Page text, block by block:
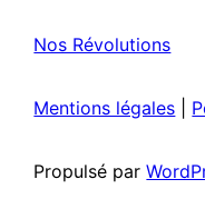
Nos Révolutions
Mentions légales
Propulsé par